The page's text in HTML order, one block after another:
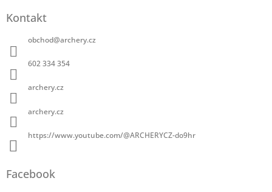
Kontakt
obchod@archery.cz
602 334 354
archery.cz
archery.cz
https://www.youtube.com/@ARCHERYCZ-do9hr
Facebook